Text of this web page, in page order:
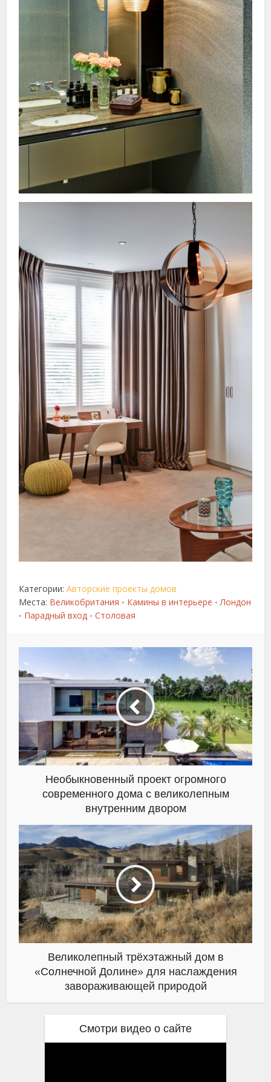
Категории:Авторские проекты домов
Места: Великобритания • Камины в интерьере • Лондон
• Парадный вход • Столовая
Необыкновенный проект огромного
современного дома с великолепным
внутренним двором
Великолепный трёхэтажный дом в
«Солнечной Долине» для наслаждения
завораживающей природой
Смотри видео о сайте